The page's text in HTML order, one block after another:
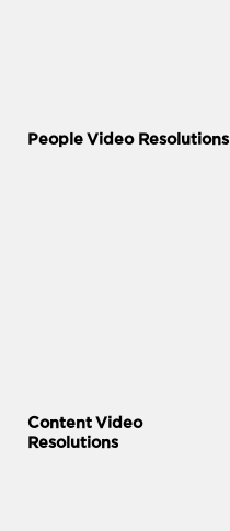
People Video Resolutions
Content Video
Resolutions